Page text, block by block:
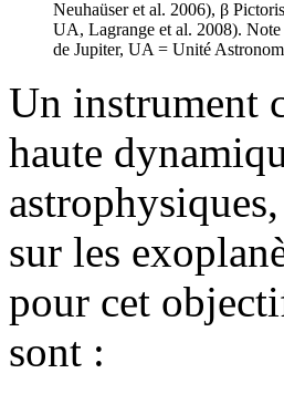
Neuhaüser et al. 2006), β
UA, Lagrange et al. 2008). Note
de Jupiter, UA = Unité
Un instrument
haute
sur les
pour cet
sont :